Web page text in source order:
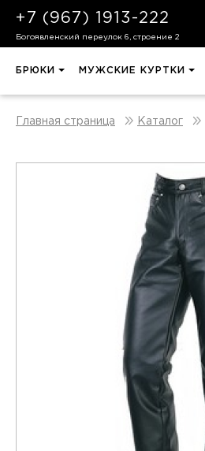
+7 (967) 1913-222
Богоявленский переулок 6, строение 2
БРЮКИ МУЖСКИЕ КУРТКИ
Главная страница Каталог